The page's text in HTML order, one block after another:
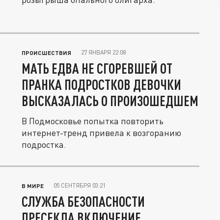
ПРОИСШЕСТВИЯ 27 ЯНВАРЯ 22:08
МАТЬ ЕДВА НЕ СГОРЕВШЕЙ ОТ
ПРАНКА ПОДРОСТКОВ ДЕВОЧКИ
ВЫСКАЗАЛАСЬ О ПРОИЗОШЕДШЕМ
В Подмосковье попытка повторить
интернет-тренд привела к возгоранию
подростка.
В МИРЕ 05 СЕНТЯБРЯ 03:21
СЛУЖБА БЕЗОПАСНОСТИ